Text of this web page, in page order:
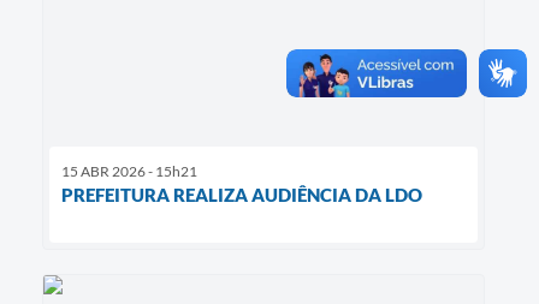
15 ABR 2026 - 15h21
PREFEITURA REALIZA AUDIÊNCIA DA LDO